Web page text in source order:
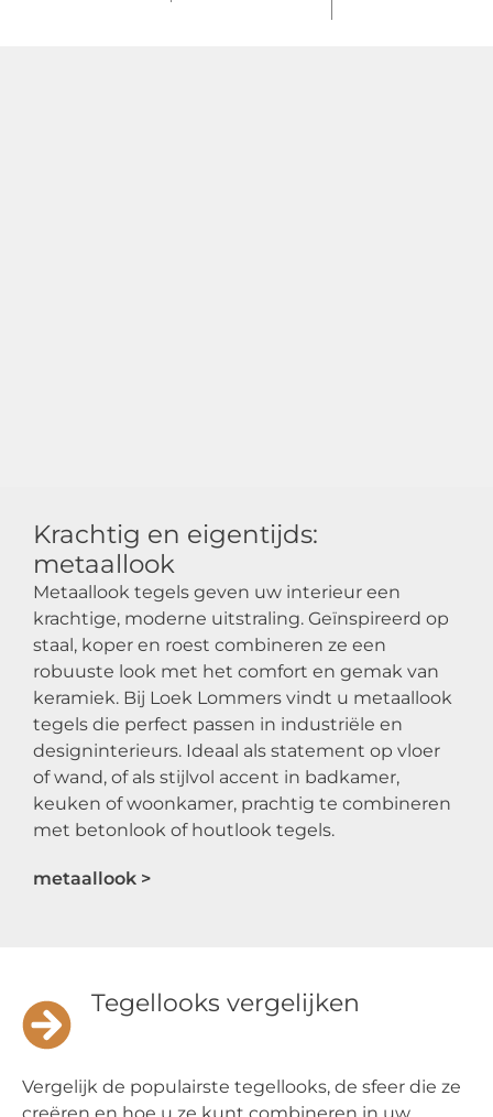
Krachtig en eigentijds:
metaallook
Metaallook tegels geven uw interieur een
krachtige, moderne uitstraling. Geïnspireerd op
staal, koper en roest combineren ze een
robuuste look met het comfort en gemak van
keramiek. Bij Loek Lommers vindt u metaallook
tegels die perfect passen in industriële en
designinterieurs. Ideaal als statement op vloer
of wand, of als stijlvol accent in badkamer,
keuken of woonkamer, prachtig te combineren
met betonlook of houtlook tegels.
metaallook >
Tegellooks vergelijken
Vergelijk de populairste tegellooks, de sfeer die ze
creëren en hoe u ze kunt combineren in uw